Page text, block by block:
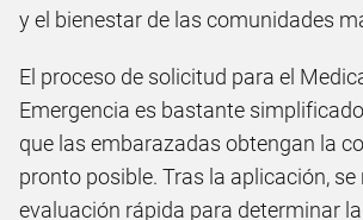
y el bienestar de las comunidades
El proceso de solicitud para el
Emergencia es bastante
que las embarazadas obtengan la
pronto posible. Tras la aplicación, se
evaluación rápida para determinar